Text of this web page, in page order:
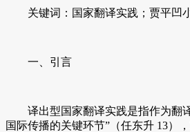
关键词：国家翻译实践；贾平凹
一、引言
译出型国家翻译实践是指作为翻译
国际传播的关键环节”（任东升 13）